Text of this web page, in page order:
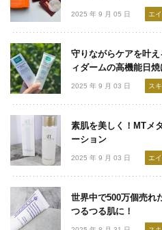
2025 年 9 月 05 日 エ
守りながらケアを叶
ィダームの高機能日
2025 年 9 月 03 日 ス
素肌を美しく！MTメ
ーション
2025 年 9 月 03 日 エ
世界中で500万個売れ
つるつる肌に！